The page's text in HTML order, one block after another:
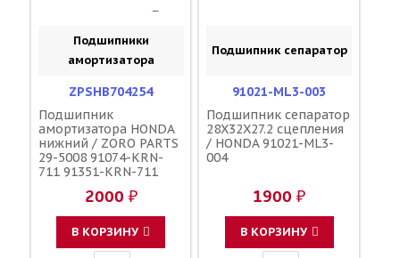
Подшипники
амортизатора
ZPSHB704254
Подшипник
амортизатора HONDA
нижний / ZORO PARTS
29-5008 91074-KRN-
711 91351-KRN-711
KRN-7102000 ₽
В КОРЗИНУ
Подшипник сепаратор
91021-ML3-003
Подшипник сепаратор
28X32X27.2 сцепления
/ HONDA 91021-ML3-
004
1900 ₽
В КОРЗИНУ